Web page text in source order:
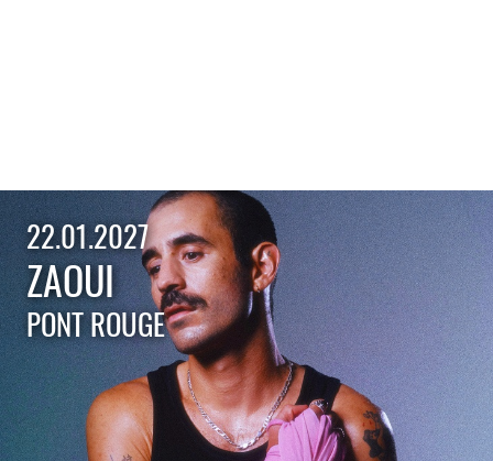
22.01.2027
ZAOUI
PONT ROUGE